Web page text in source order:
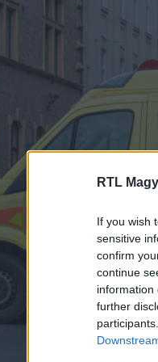
RTL
If you wish
sensitive
confirm
continue
information
further